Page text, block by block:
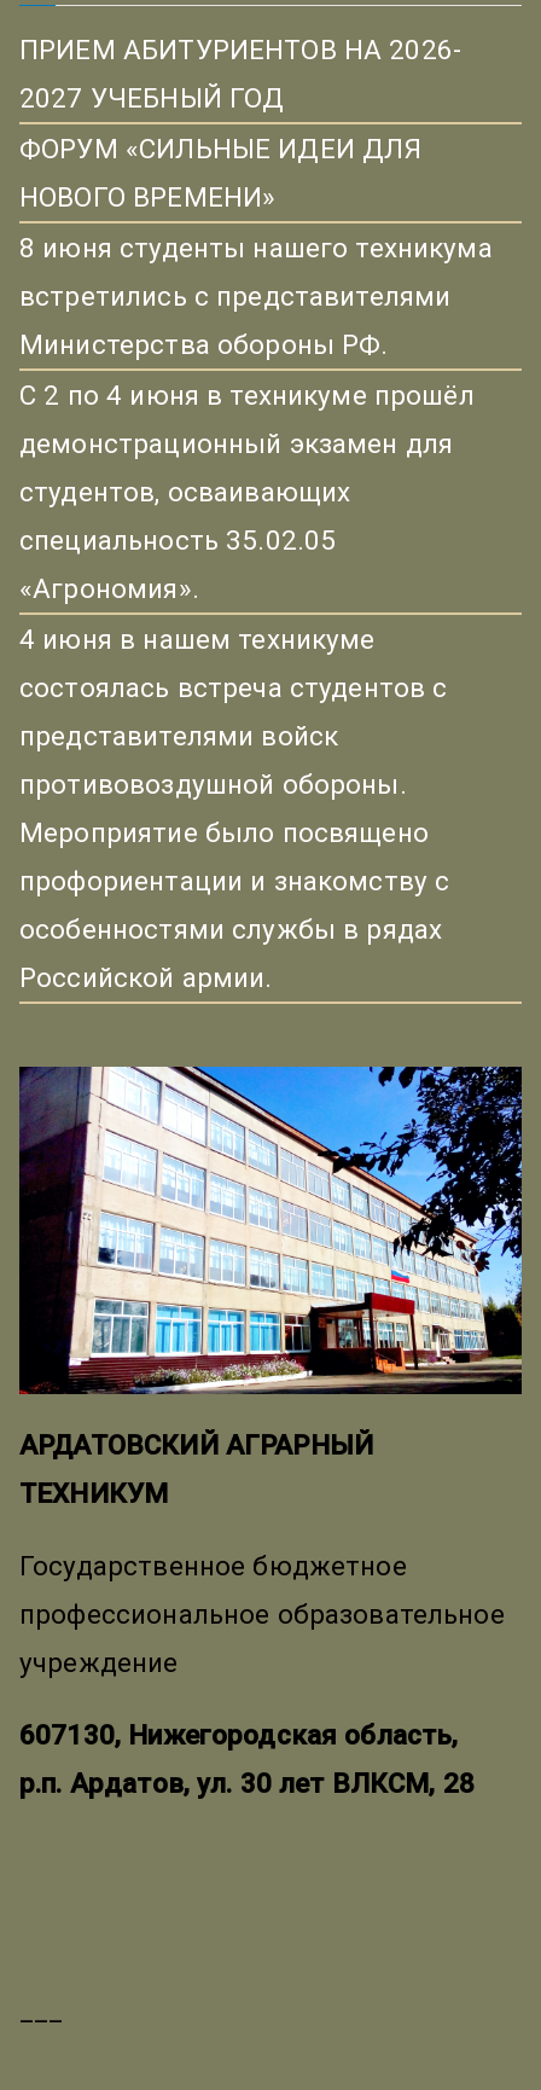
ПРИЕМ АБИТУРИЕНТОВ НА 2026-
2027 УЧЕБНЫЙ ГОД
ФОРУМ «СИЛЬНЫЕ ИДЕИ ДЛЯ
НОВОГО ВРЕМЕНИ»
8 июня студенты нашего техникума
встретились с представителями
Министерства обороны РФ.
С 2 по 4 июня в техникуме прошёл
демонстрационный экзамен для
студентов, осваивающих
специальность 35.02.05
«Агрономия».
4 июня в нашем техникуме
состоялась встреча студентов с
представителями войск
противовоздушной обороны.
Мероприятие было посвящено
профориентации и знакомству с
особенностями службы в рядах
Российской армии.
АРДАТОВСКИЙ АГРАРНЫЙ
ТЕХНИКУМ
Государственное бюджетное
профессиональное образовательное
учреждение
607130, Нижегородская область,
р.п. Ардатов, ул. 30 лет ВЛКСМ, 28